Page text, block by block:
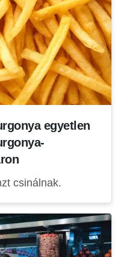
egyetlen
csinálnak.